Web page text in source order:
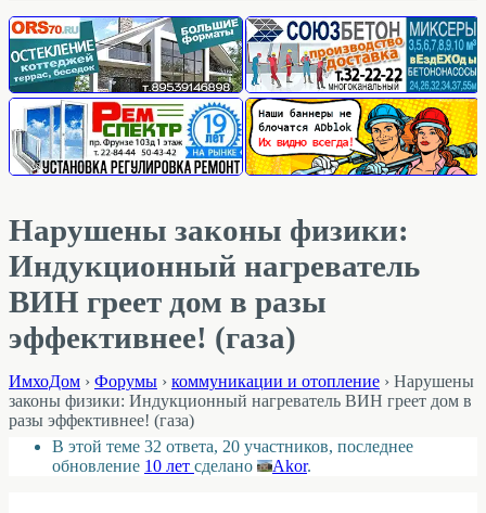
Нарушены законы физики:
Индукционный нагреватель
ВИН греет дом в разы
эффективнее! (газа)
ИмхоДом › Форумы › коммуникации и отопление › Нарушены
законы физики: Индукционный нагреватель ВИН греет дом в
разы эффективнее! (газа)
В этой теме 32 ответа, 20 участников, последнее
обновление 10 лет сделано Akor.